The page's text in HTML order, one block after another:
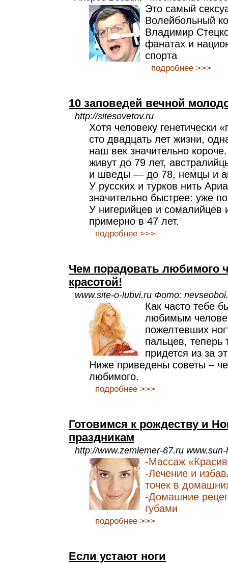
Это самый
Волейбольный
Владимир
фанатах и
спорта
подробнее >>>
10 заповедей вечной
http://sitesovetov.ru
Хотя человеку генетически
сто двадцать лет жизни,
наш век значительно
живут до 79 лет,
и шведы — до 78, немцы и
У русских и турков нить
значительно быстрее: уже
У нигерийцев и
примерно в 47 лет.
подробнее >>>
Чем порадовать любимого
красотой!
www.site-o-lubvi.ru Фото:
Как часто тебе
любимым
пожелтевших
пальцев, теперь
придется из за
Ниже приведены советы –
любимого.
подробнее >>>
Готовимся к рождеству и
праздникам
http://www.zemlemer-67.ru
-Массаж
-Лечение и
точек в
-Домашние
губами
подробнее >>>
Если устают ноги